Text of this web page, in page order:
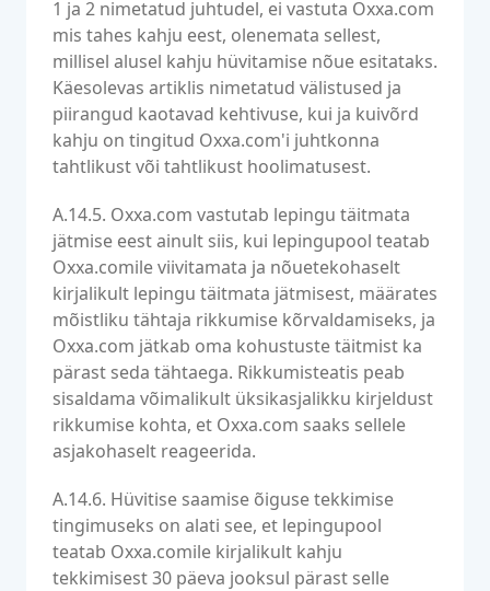
1 ja 2 nimetatud juhtudel, ei vastuta Oxxa.com
mis tahes kahju eest, olenemata sellest,
millisel alusel kahju hüvitamise nõue esitataks.
Käesolevas artiklis nimetatud välistused ja
piirangud kaotavad kehtivuse, kui ja kuivõrd
kahju on tingitud Oxxa.com'i juhtkonna
tahtlikust või tahtlikust hoolimatusest.
A.14.5. Oxxa.com vastutab lepingu täitmata
jätmise eest ainult siis, kui lepingupool teatab
Oxxa.comile viivitamata ja nõuetekohaselt
kirjalikult lepingu täitmata jätmisest, määrates
mõistliku tähtaja rikkumise kõrvaldamiseks, ja
Oxxa.com jätkab oma kohustuste täitmist ka
pärast seda tähtaega. Rikkumisteatis peab
sisaldama võimalikult üksikasjalikku kirjeldust
rikkumise kohta, et Oxxa.com saaks sellele
asjakohaselt reageerida.
A.14.6. Hüvitise saamise õiguse tekkimise
tingimuseks on alati see, et lepingupool
teatab Oxxa.comile kirjalikult kahju
tekkimisest 30 päeva jooksul pärast selle